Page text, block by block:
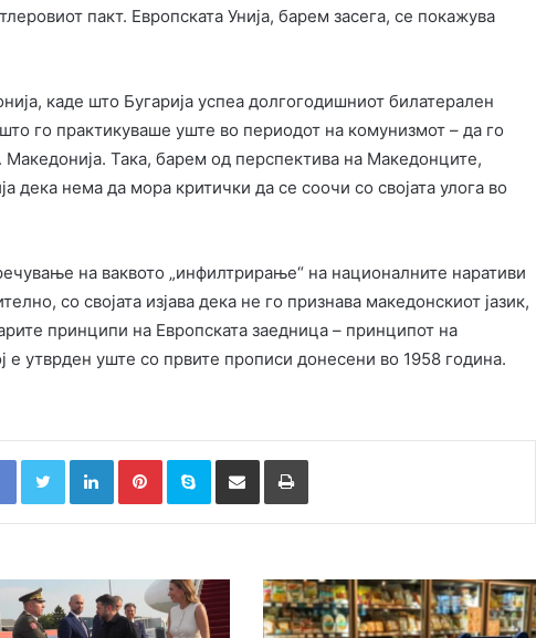
пакт. Европската Унија, барем засега, се покажува
каде што Бугарија успеа долгогодишниот билатерален
го практикуваше уште во периодот на комунизмот – да го
Македонија. Така, барем од перспектива на Македонците,
дека нема да мора критички да се соочи со својата улога во
на ваквото „инфилтрирање“ на националните наративи
со својата изјава дека не го признава македонскиот јазик,
принципи на Европската заедница – принципот на
е утврден уште со првите прописи донесени во 1958 година.
FacebookTwitterLinkedInPinterestSkype Сподели преку Е-маил Испринтај